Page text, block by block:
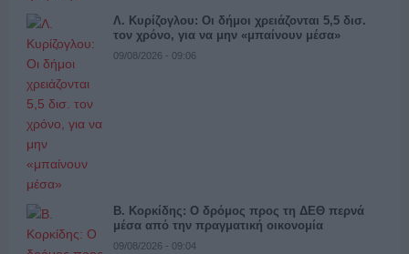
Λ. Κυρίζογλου: Οι δήμοι χρειάζονται 5,5 δισ.
τον χρόνο, για να μην «μπαίνουν μέσα»
09/08/2026 - 09:06
Β. Κορκίδης: Ο δρόμος προς τη ΔΕΘ περνά
μέσα από την πραγματική οικονομία
09/08/2026 - 09:04